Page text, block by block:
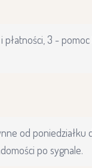
3 -
od poniedziałku
po sygnale.